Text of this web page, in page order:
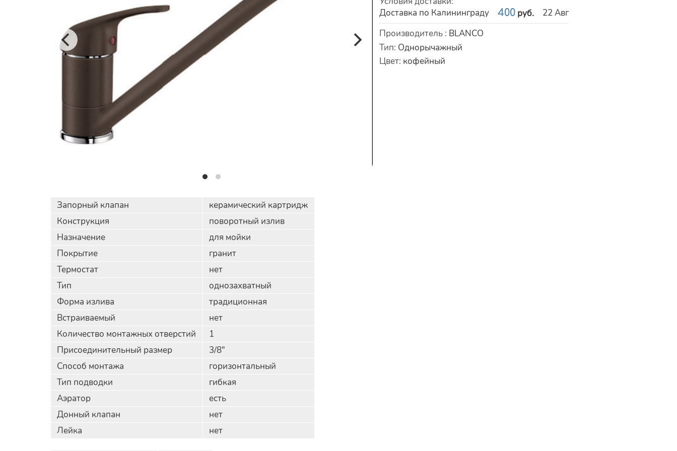
Доставка по Калининграду
400 руб.
22 Авг
Характеристики
Производитель : BLANCO
Тип: Однорычажный
Цвет: кофейный
Запорный клапан
керамический картридж
Конструкция
поворотный излив
Назначение
для мойки
Покрытие
гранит
Термостат
нет
Тип
однозахватный
Форма излива
традиционная
Встраиваемый
нет
Количество монтажных отверстий
1
Присоединительный размер
3/8"
Способ монтажа
горизонтальный
Тип подводки
гибкая
Аэратор
есть
Донный клапан
нет
Лейка
нет